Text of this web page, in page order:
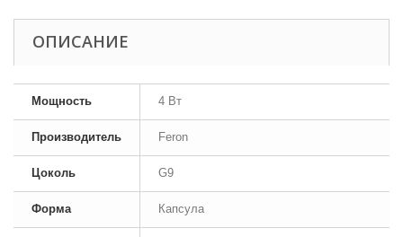
ОПИСАНИЕ
Мощность 4 Вт
Производитель Feron
Цоколь G9
Форма Капсула